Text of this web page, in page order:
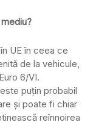
UE în ceea ce
de la vehicule,
6/VI.
puțin probabil
și poate fi chiar
reînnoirea